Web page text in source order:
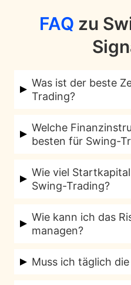
FAQ zu
Was ist der beste
Trading?
Welcher Zeitrahmen
hängt von deinen
Tages- bis
Welche
besten für Swing-
Viele Swing-Trader
Indizes und
Wie viel
Swing-Trading?
Die Antwort variiert
Einige Konten
ratsam, mit einem
Wie kann ich das
managen?
Wichtig sind hier
Muss ich täglich